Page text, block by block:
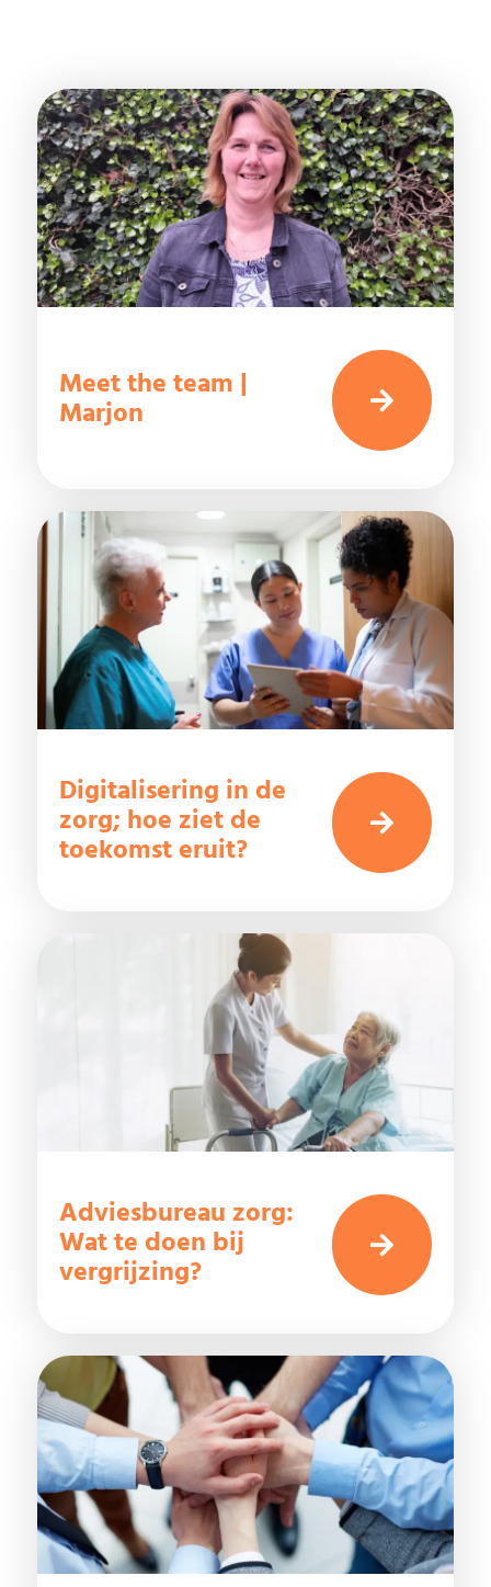
Meet the team |
Marjon
Digitalisering in de
zorg; hoe ziet de
toekomst eruit?
Adviesbureau zorg:
Wat te doen bij
vergrijzing?